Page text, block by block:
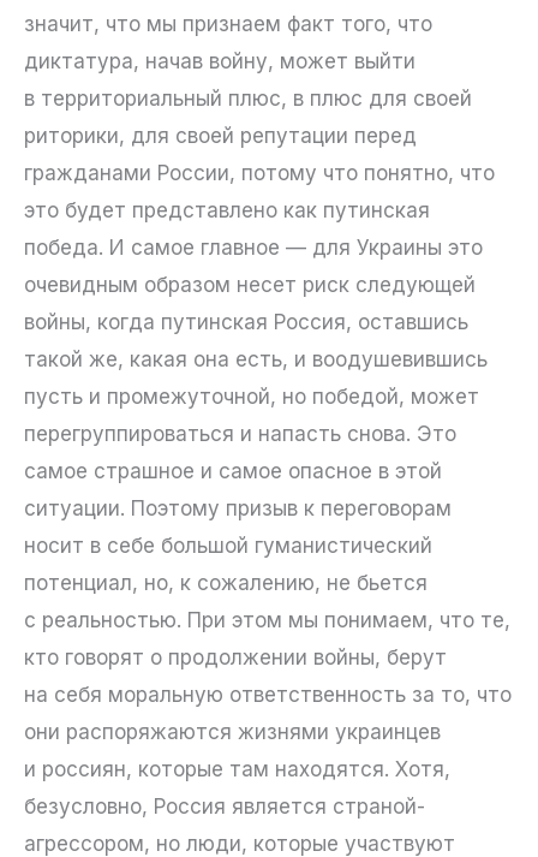
значит, что мы признаем факт того, что
диктатура, начав войну, может выйти
в территориальный плюс, в плюс для своей
риторики, для своей репутации перед
гражданами России, потому что понятно, что
это будет представлено как путинская
победа. И самое главное — для Украины это
очевидным образом несет риск следующей
войны, когда путинская Россия, оставшись
такой же, какая она есть, и воодушевившись
пусть и промежуточной, но победой, может
перегруппироваться и напасть снова. Это
самое страшное и самое опасное в этой
ситуации. Поэтому призыв к переговорам
носит в себе большой гуманистический
потенциал, но, к сожалению, не бьется
с реальностью. При этом мы понимаем, что те,
кто говорят о продолжении войны, берут
на себя моральную ответственность за то, что
они распоряжаются жизнями украинцев
и россиян, которые там находятся. Хотя,
безусловно, Россия является страной-
агрессором, но люди, которые участвуют